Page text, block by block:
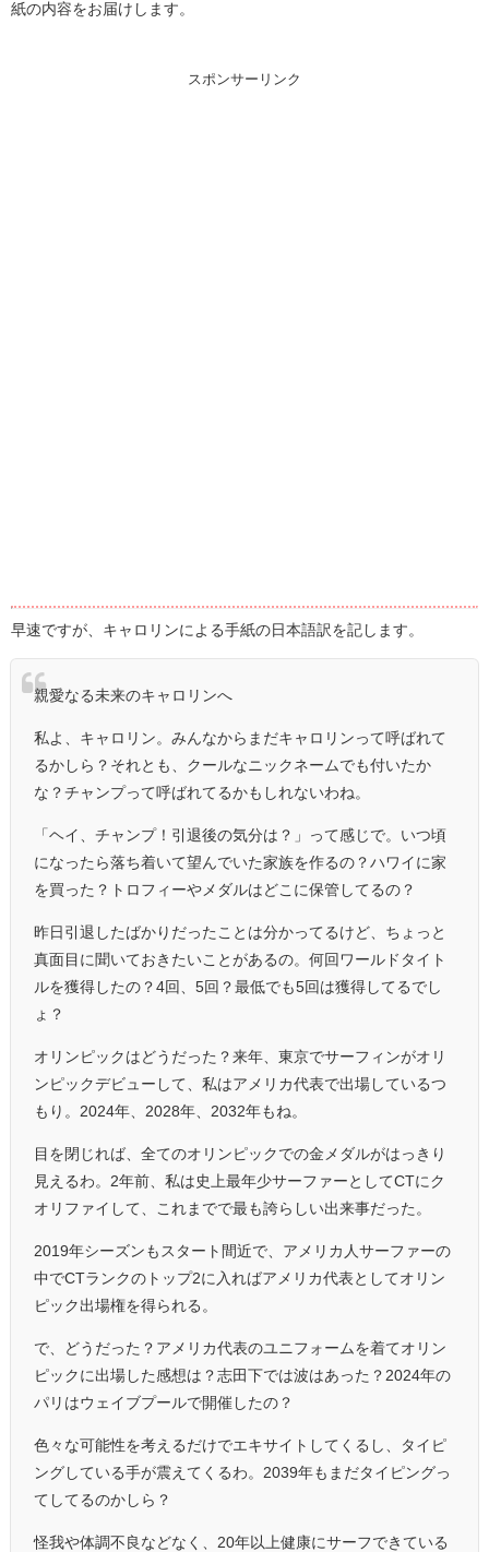
紙の内容をお届けします。
スポンサーリンク
早速ですが、キャロリンによる手紙の日本語訳を記します。
親愛なる未来のキャロリンへ
私よ、キャロリン。みんなからまだキャロリンって呼ばれて
るかしら？それとも、クールなニックネームでも付いたか
な？チャンプって呼ばれてるかもしれないわね。
「ヘイ、チャンプ！引退後の気分は？」って感じで。いつ頃
になったら落ち着いて望んでいた家族を作るの？ハワイに家
を買った？トロフィーやメダルはどこに保管してるの？
昨日引退したばかりだったことは分かってるけど、ちょっと
真面目に聞いておきたいことがあるの。何回ワールドタイト
ルを獲得したの？4回、5回？最低でも5回は獲得してるでし
ょ？
オリンピックはどうだった？来年、東京でサーフィンがオリ
ンピックデビューして、私はアメリカ代表で出場しているつ
もり。2024年、2028年、2032年もね。
目を閉じれば、全てのオリンピックでの金メダルがはっきり
見えるわ。2年前、私は史上最年少サーファーとしてCTにク
オリファイして、これまでで最も誇らしい出来事だった。
2019年シーズンもスタート間近で、アメリカ人サーファーの
中でCTランクのトップ2に入ればアメリカ代表としてオリン
ピック出場権を得られる。
で、どうだった？アメリカ代表のユニフォームを着てオリン
ピックに出場した感想は？志田下では波はあった？2024年の
パリはウェイブプールで開催したの？
色々な可能性を考えるだけでエキサイトしてくるし、タイピ
ングしている手が震えてくるわ。2039年もまだタイピングっ
てしてるのかしら？
怪我や体調不良などなく、20年以上健康にサーフできている